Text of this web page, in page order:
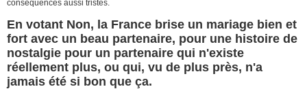
conséquences aussi tristes.
En votant Non, la France brise un mariage bien et
fort avec un beau partenaire, pour une histoire de
nostalgie pour un partenaire qui n'existe
réellement plus, ou qui, vu de plus près, n'a
jamais été si bon que ça.